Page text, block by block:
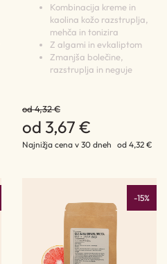
Kombinacija kreme in
kaolina kožo razstruplja,
mehča in tonizira
Z algami in evkaliptom
Zmanjša bolečine,
razstruplja in neguje
od 4,32 €
od 3,67 €
Najnižja cena v 30 dneh od 4,32 €
-15%